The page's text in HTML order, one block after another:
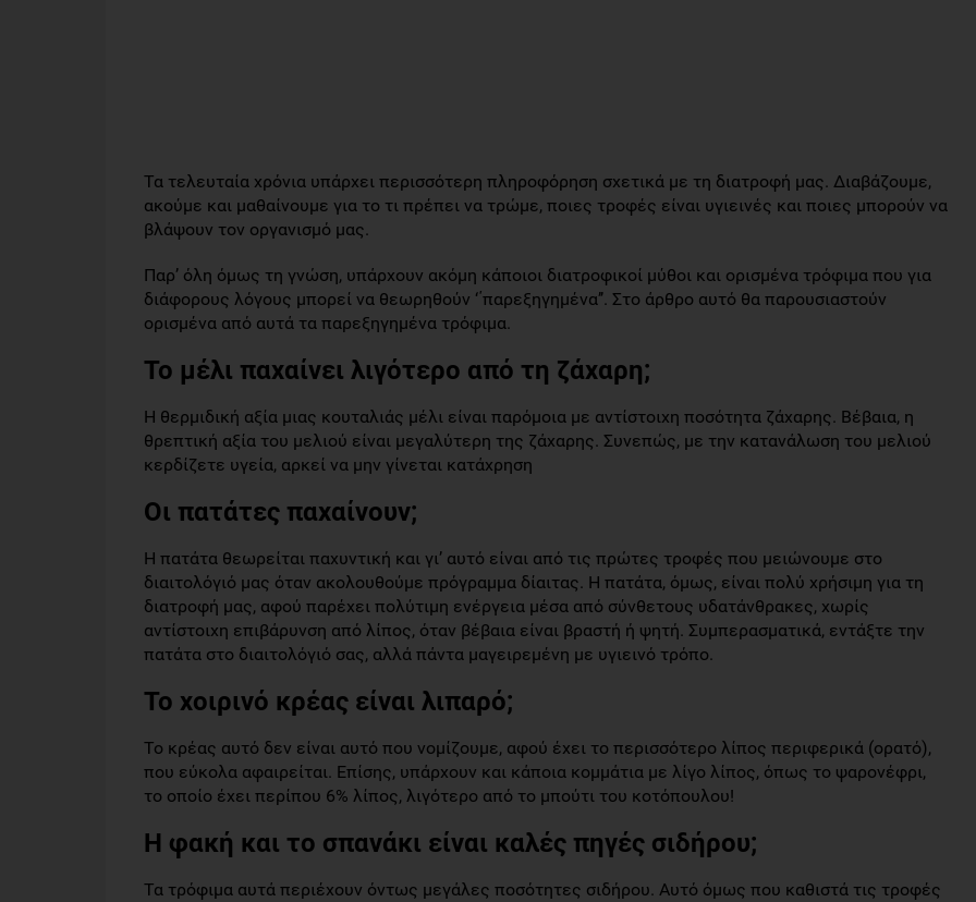
Τα τελευταία χρόνια υπάρχει περισσότερη πληροφόρηση σχετικά με τη διατροφή μας. Διαβάζουμε,
ακούμε και μαθαίνουμε για το τι πρέπει να τρώμε, ποιες τροφές είναι υγιεινές και ποιες μπορούν να
βλάψουν τον οργανισμό μας.
Παρ’ όλη όμως τη γνώση, υπάρχουν ακόμη κάποιοι διατροφικοί μύθοι και ορισμένα τρόφιμα που για
διάφορους λόγους μπορεί να θεωρηθούν ‘΄παρεξηγημένα’’. Στο άρθρο αυτό θα παρουσιαστούν
ορισμένα από αυτά τα παρεξηγημένα τρόφιμα.
Το μέλι παχαίνει λιγότερο από τη ζάχαρη;
Η θερμιδική αξία μιας κουταλιάς μέλι είναι παρόμοια με αντίστοιχη ποσότητα ζάχαρης. Βέβαια, η
θρεπτική αξία του μελιού είναι μεγαλύτερη της ζάχαρης. Συνεπώς, με την κατανάλωση του μελιού
κερδίζετε υγεία, αρκεί να μην γίνεται κατάχρηση
Οι πατάτες παχαίνουν;
Η πατάτα θεωρείται παχυντική και γι’ αυτό είναι από τις πρώτες τροφές που μειώνουμε στο
διαιτολόγιό μας όταν ακολουθούμε πρόγραμμα δίαιτας. Η πατάτα, όμως, είναι πολύ χρήσιμη για τη
διατροφή μας, αφού παρέχει πολύτιμη ενέργεια μέσα από σύνθετους υδατάνθρακες, χωρίς
αντίστοιχη επιβάρυνση από λίπος, όταν βέβαια είναι βραστή ή ψητή. Συμπερασματικά, εντάξτε την
πατάτα στο διαιτολόγιό σας, αλλά πάντα μαγειρεμένη με υγιεινό τρόπο.
Το χοιρινό κρέας είναι λιπαρό;
Το κρέας αυτό δεν είναι αυτό που νομίζουμε, αφού έχει το περισσότερο λίπος περιφερικά (ορατό),
που εύκολα αφαιρείται. Επίσης, υπάρχουν και κάποια κομμάτια με λίγο λίπος, όπως το ψαρονέφρι,
το οποίο έχει περίπου 6% λίπος, λιγότερο από το μπούτι του κοτόπουλου!
Η φακή και το σπανάκι είναι καλές πηγές σιδήρου;
Τα τρόφιμα αυτά περιέχουν όντως μεγάλες ποσότητες σιδήρου. Αυτό όμως που καθιστά τις τροφές